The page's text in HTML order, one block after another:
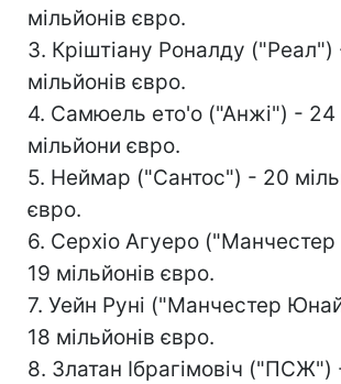
мільйонів євро.
3. Кріштіану Роналду
мільйонів євро.
4. Самюель ето'о ("Анжі") - 24
мільйони євро.
5. Неймар ("Сантос") - 20
євро.
6. Серхіо Агуеро ("Манчестер
19 мільйонів євро.
7. Уейн Руні ("Манчестер
18 мільйонів євро.
8. Златан Ібрагімовіч ("ПСЖ")